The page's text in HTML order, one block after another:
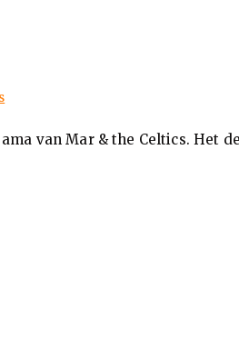
van Mar & the Celtics. Het